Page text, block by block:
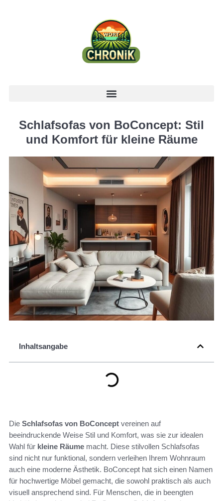
Schlafsofas von BoConcept: Stil
und Komfort für kleine Räume
Inhaltsangabe
Die Schlafsofas von BoConcept vereinen auf
beeindruckende Weise Stil und Komfort, was sie zur idealen
Wahl für kleine Räume macht. Diese stilvollen Schlafsofas
sind nicht nur funktional, sondern verleihen Ihrem Wohnraum
auch eine moderne Ästhetik. BoConcept hat sich einen Namen
für hochwertige Möbel gemacht, die sowohl praktisch als auch
visuell ansprechend sind. Für Menschen, die in beengten